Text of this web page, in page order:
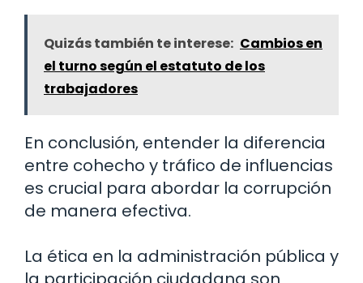
Quizás también te interese: Cambios en
el turno según el estatuto de los
trabajadores
En conclusión, entender la diferencia
entre cohecho y tráfico de influencias
es crucial para abordar la corrupción
de manera efectiva.
La ética en la administración pública y